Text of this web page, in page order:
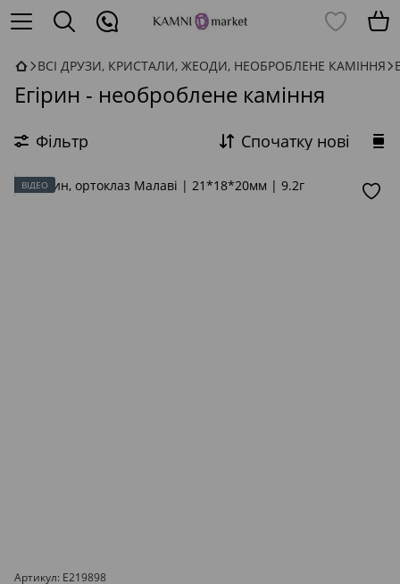
ВСІ ДРУЗИ, КРИСТАЛИ, ЖЕОДИ, НЕОБРОБЛЕНЕ КАМІННЯ
Егірин - необроблене каміння
Фільтр Спочатку нові
ВІДЕО
Артикул: E219898